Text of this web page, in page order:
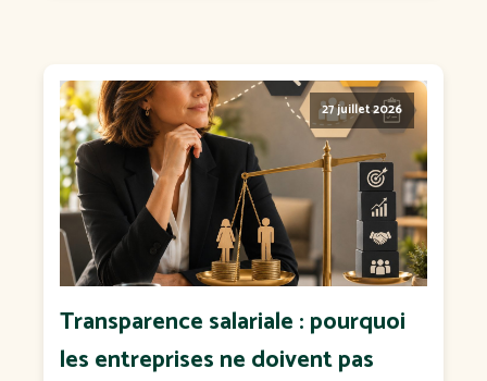
27 juillet 2026
Transparence salariale : pourquoi
les entreprises ne doivent pas